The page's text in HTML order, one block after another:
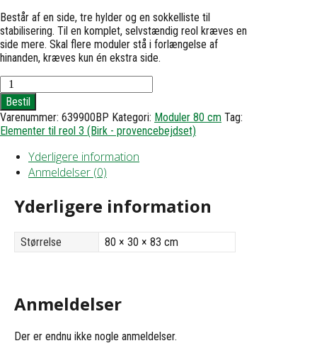
Består af en side, tre hylder og en sokkelliste til
stabilisering. Til en komplet, selvstændig reol kræves en
side mere. Skal flere moduler stå i forlængelse af
hinanden, kræves kun én ekstra side.
Reol
3
med
3
hylder
Bestil
Varenummer: 639900BP Kategori: Moduler 80 cm Tag:
Elementer til reol 3 (Birk - provencebejdset)
Yderligere information
Anmeldelser (0)
Yderligere information
Størrelse 80 × 30 × 83 cm
Anmeldelser
Der er endnu ikke nogle anmeldelser.